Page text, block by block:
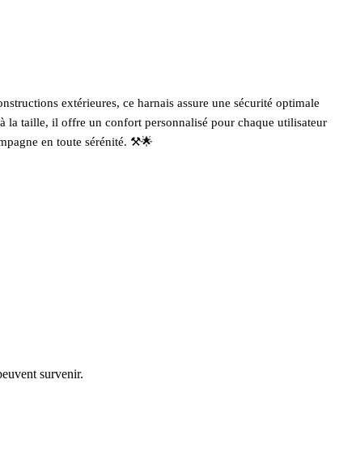
extérieures, ce harnais assure une sécurité optimale
la taille, il offre un confort personnalisé pour chaque utilisateur
en toute sérénité. ⚒️🌟
survenir.